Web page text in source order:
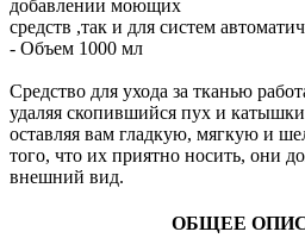
добавлении моющих
средств ,так и для систем
- Объем 1000 мл
Средство для ухода за тканью
удаляя скопившийся пух и
оставляя вам гладкую, мягкую и
того, что их приятно носить, они
внешний вид.
ОБЩЕЕ